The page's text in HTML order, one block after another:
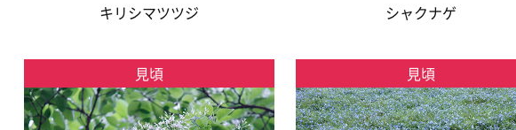
キリシマツツジ シャクナゲ
見頃 見頃